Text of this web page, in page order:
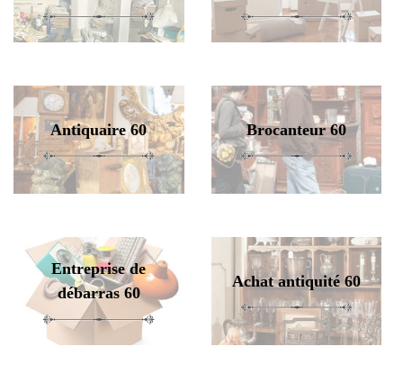
Antiquaire 60 Brocanteur 60
Entreprise de
débarras 60
Achat antiquité 60